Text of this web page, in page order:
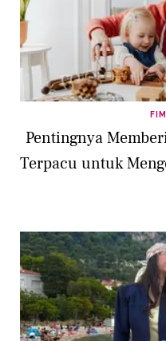
Pentingnya
Terpacu untuk